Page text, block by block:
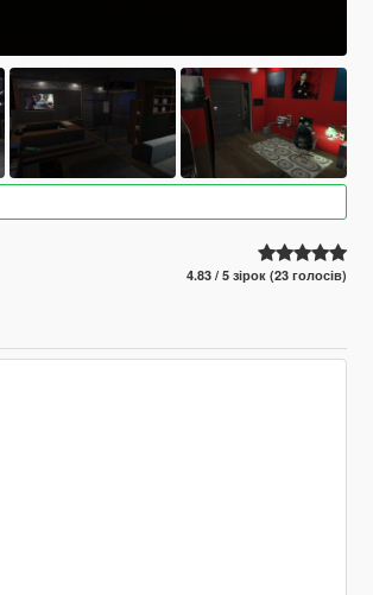
4.83 / 5 зірок (23 голосів)